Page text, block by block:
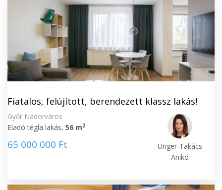
Fiatalos, felújított, berendezett klassz lakás!
Győr Nádorváros
Eladó tégla lakás, 56 m2
65 000 000 Ft
Unger-Takács
Anikó